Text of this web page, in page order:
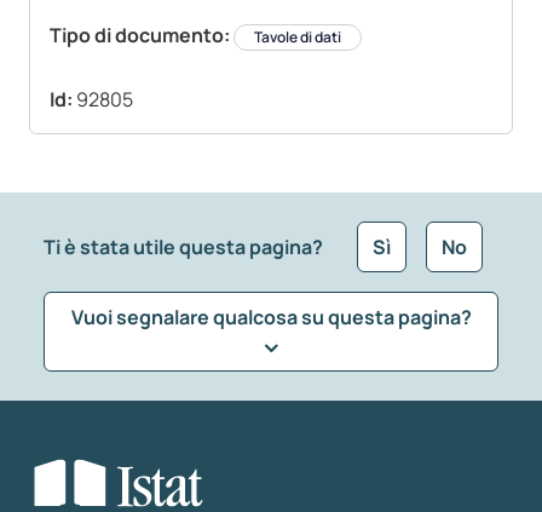
Tipo di documento: Tavole di dati
Id: 92805
Ti è stata utile questa pagina? Sì No
Vuoi segnalare qualcosa su questa pagina?
Seleziona la tipologia della segnalazione